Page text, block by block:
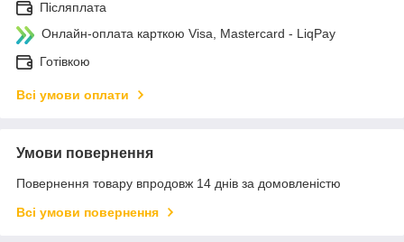
Післяплата
Онлайн-оплата карткою Visa, Mastercard - LiqPay
Готівкою
Всі умови оплати
Умови повернення
Повернення товару впродовж 14 днів за домовленістю
Всі умови повернення